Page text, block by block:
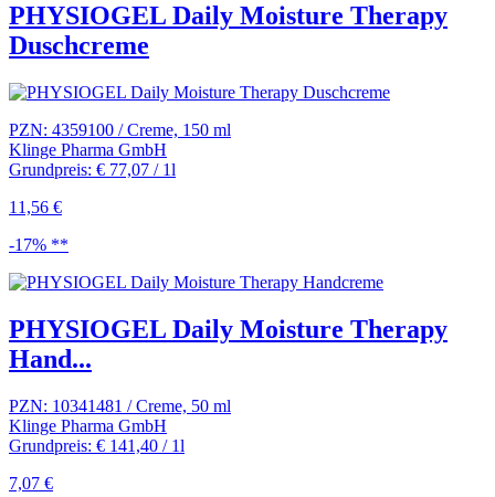
PHYSIOGEL Daily Moisture Therapy
Duschcreme
PZN: 4359100 / Creme, 150 ml
Klinge Pharma GmbH
Grundpreis: € 77,07 / 1l
11,56 €
-17% **
PHYSIOGEL Daily Moisture Therapy
Hand...
PZN: 10341481 / Creme, 50 ml
Klinge Pharma GmbH
Grundpreis: € 141,40 / 1l
7,07 €